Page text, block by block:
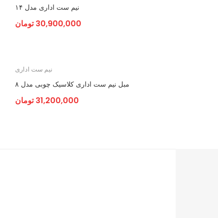
نیم ست اداری مدل ۱۴
30,900,000 تومان
نیم ست اداری
مبل نیم ست اداری کلاسیک چوبی مدل ۸
31,200,000 تومان